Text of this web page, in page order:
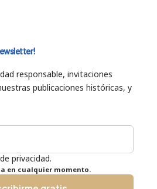
responsable, invitaciones
publicaciones históricas, y
privacidad.
en cualquier momento.